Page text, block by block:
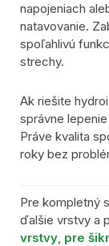
napojeniach
natavovanie.
spoľahlivú
strechy.
Ak riešite
správne
Práve kvalita
roky bez
Pre kompletný
ďalšie vrstvy a
vrstvy, pre